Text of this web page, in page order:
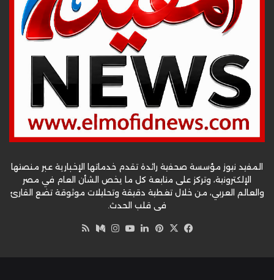
المفيد نيوز مؤسسة صحفية رائدة تقدم خدماتها الإخبارية عبر منصتها
الإلكترونية، وتركز على متابعة كل ما يخص الشأن العام في مصر
والعالم العربي، من خلال تغطية دقيقة وتحليلات موثوقة تضع القارئ
في قلب الحدث.
فيسبوك
‫X بينتيريست
لينكدإن‫YouTube
انستقرام
وسط